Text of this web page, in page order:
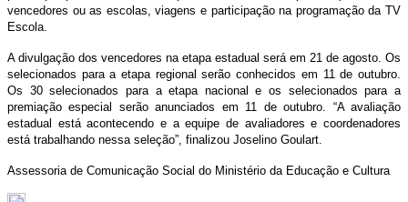
vencedores ou as escolas, viagens e participação na programação da TV
Escola.
A divulgação dos vencedores na etapa estadual será em 21 de agosto. Os
selecionados para a etapa regional serão conhecidos em 11 de outubro.
Os 30 selecionados para a etapa nacional e os selecionados para a
premiação especial serão anunciados em 11 de outubro. “A avaliação
estadual está acontecendo e a equipe de avaliadores e coordenadores
está trabalhando nessa seleção”, finalizou Joselino Goulart.
Assessoria de Comunicação Social do Ministério da Educação e Cultura